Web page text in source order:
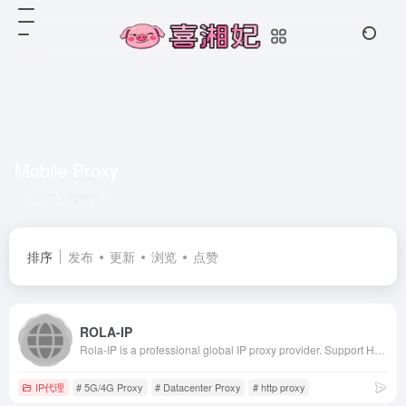
排序 发布 更新 浏览 点赞
ROLA-IP
IP代理 # 5G/4G Proxy # Datacenter Proxy # http proxy